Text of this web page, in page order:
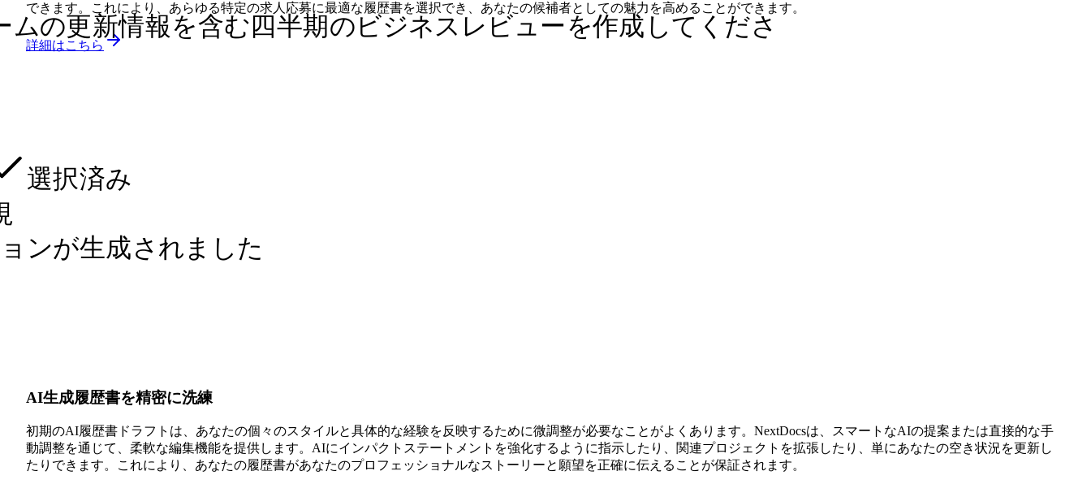
できます。これにより、あらゆる特定の求人応募に最適な履歴書を選択でき、あなたの候補者としての魅力を高めることができます。
詳細はこちら
ムの更新情報を含む四半期のビジネスレビューを作成してくださ
選択済み
ンが生成されました
AI生成履歴書を精密に洗練
初期のAI履歴書ドラフトは、あなたの個々のスタイルと具体的な経験を反映するために微調整が必要なことがよくあります。NextDocsは、スマートなAIの提案または直接的な手
動調整を通じて、柔軟な編集機能を提供します。AIにインパクトステートメントを強化するように指示したり、関連プロジェクトを拡張したり、単にあなたの空き状況を更新し
たりできます。これにより、あなたの履歴書があなたのプロフェッショナルなストーリーと願望を正確に伝えることが保証されます。